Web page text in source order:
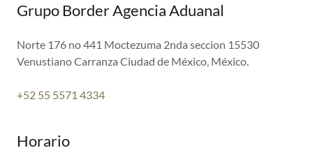
Grupo Border Agencia Aduanal
Norte 176 no 441 Moctezuma 2nda seccion 15530
Venustiano Carranza Ciudad de México, México.
+52 55 5571 4334
Horario